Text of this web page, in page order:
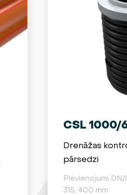
CSL 1000/
Drenāžas
pārsedzi
Pievienojumi DN/
315, 400 mm